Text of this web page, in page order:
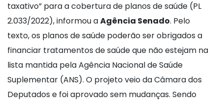
taxativo” para a cobertura de planos de saúde (PL
2.033/2022), informou aAgência Senado. Pelo
texto, os planos de saúde poderão ser obrigados a
financiar tratamentos de saúde que não estejam na
lista mantida pela Agência Nacional de Saúde
Suplementar (ANS). O projeto veio da Câmara dos
Deputados e foi aprovado sem mudanças. Sendo